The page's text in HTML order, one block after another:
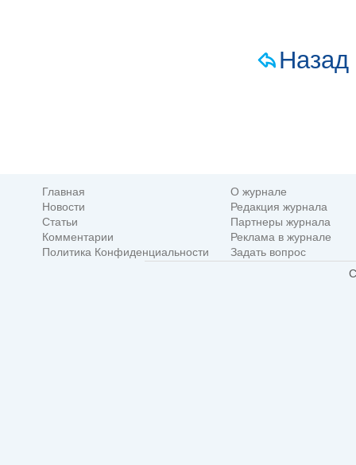
Назад
Главная
О журнале
Новости
Редакция журнала
Статьи
Партнеры журнала
Комментарии
Реклама в журнале
Политика Конфиденциальности
Задать вопрос